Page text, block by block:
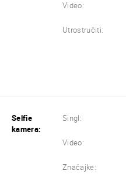
Video:
Utrostručiti:
Selfie
kamera:
Singl:
Video:
Značajke: